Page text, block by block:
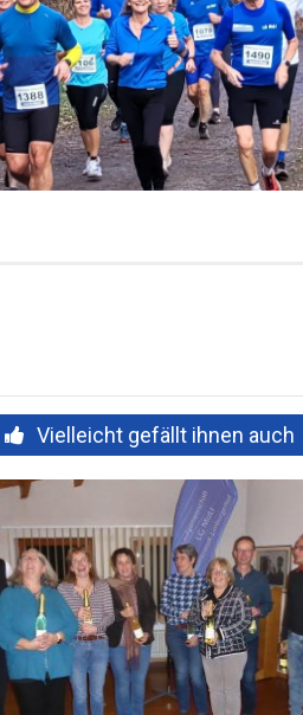
Vielleicht gefällt ihnen auch